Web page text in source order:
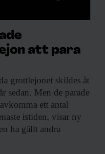
att para
grottlejonet skildes åt
sedan. Men de parade
ett antal
istiden, visar ny
ha gällt andra